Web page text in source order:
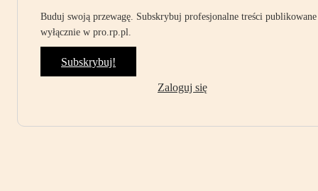
Buduj swoją przewagę. Subskrybuj profesjonalne treści publikowane
wyłącznie w pro.rp.pl.
Subskrybuj!
Zaloguj się